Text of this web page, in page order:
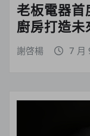
老板電器
廚房打造未
謝啓楊 7 月